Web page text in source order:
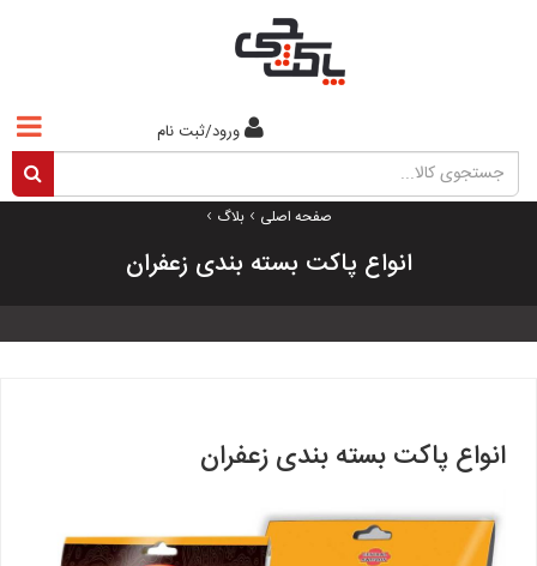
ورود/ثبت نام
صفحه اصلی › بلاگ ›
انواع پاکت بسته بندی زعفران
انواع پاکت بسته بندی زعفران